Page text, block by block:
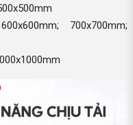
700x700mm;